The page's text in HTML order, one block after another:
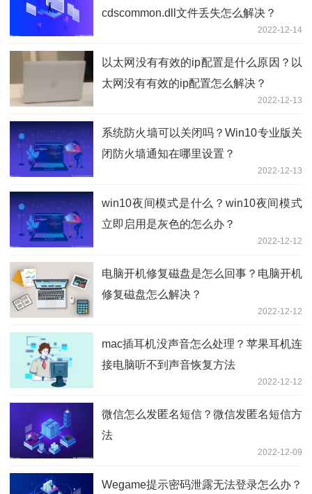
cdscommon.dll文件丢失怎么解决？
2022-12-14
以太网没有有效的ip配置是什么原因？以
太网没有有效的ip配置怎么解决？
2022-12-13
系统防火墙可以关闭吗？Win10专业版关
闭防火墙通知在哪里设置？
2022-12-13
win10夜间模式是什么？win10夜间模式
立即启用是灰色的怎么办？
2022-12-12
电脑开机修复磁盘是怎么回事？电脑开机
修复磁盘怎么解决？
2022-12-12
mac插耳机没声音怎么处理？苹果耳机连
接电脑听不到声音恢复方法
2022-12-12
微信怎么发匿名短信？微信发匿名短信方
法
2022-12-09
Wegame提示密码泄露无法登录怎么办？